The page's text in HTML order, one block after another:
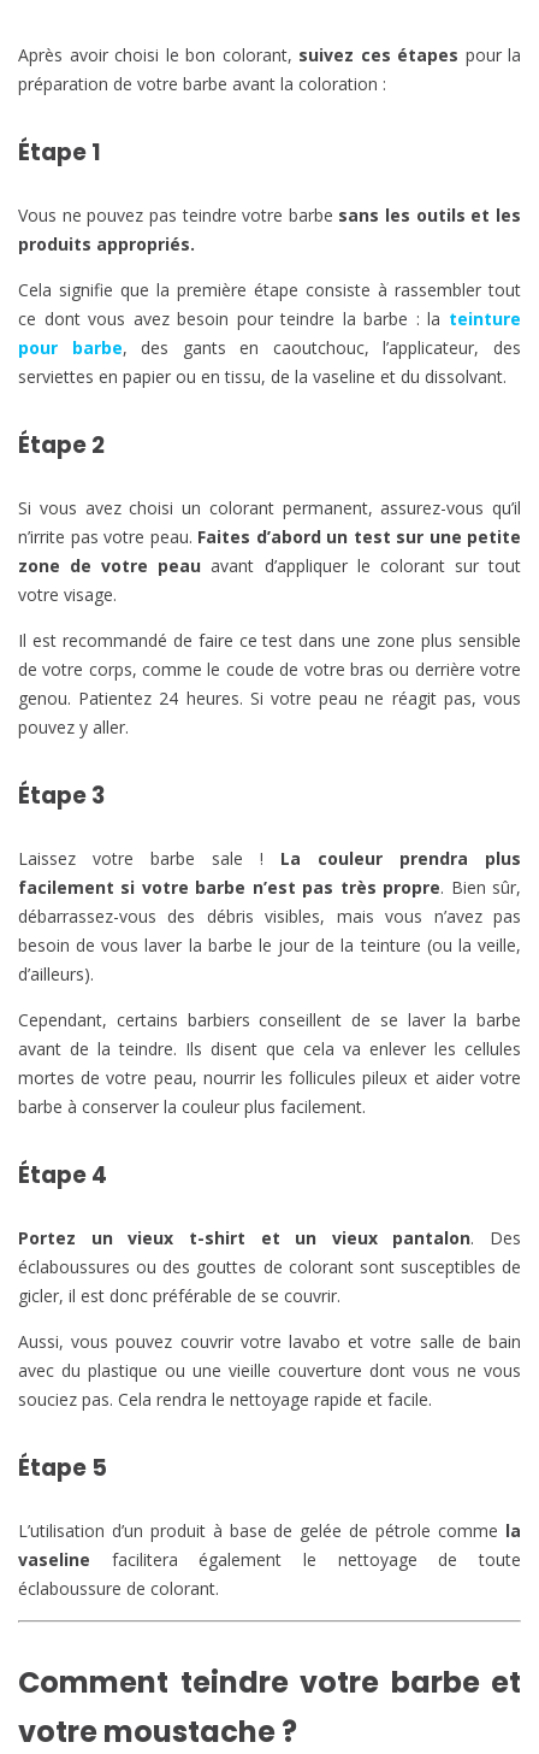
Après avoir choisi le bon colorant, suivez ces étapes pour la
préparation de votre barbe avant la coloration :
Étape 1
Vous ne pouvez pas teindre votre barbe sans les outils et les
produits appropriés.
Cela signifie que la première étape consiste à rassembler tout
ce dont vous avez besoin pour teindre la barbe : la teinture
pour barbe, des gants en caoutchouc, l’applicateur, des
serviettes en papier ou en tissu, de la vaseline et du dissolvant.
Étape 2
Si vous avez choisi un colorant permanent, assurez-vous qu’il
n’irrite pas votre peau. Faites d’abord un test sur une petite
zone de votre peau avant d’appliquer le colorant sur tout
votre visage.
Il est recommandé de faire ce test dans une zone plus sensible
de votre corps, comme le coude de votre bras ou derrière votre
genou. Patientez 24 heures. Si votre peau ne réagit pas, vous
pouvez y aller.
Étape 3
Laissez votre barbe sale ! La couleur prendra plus
facilement si votre barbe n’est pas très propre. Bien sûr,
débarrassez-vous des débris visibles, mais vous n’avez pas
besoin de vous laver la barbe le jour de la teinture (ou la veille,
d’ailleurs).
Cependant, certains barbiers conseillent de se laver la barbe
avant de la teindre. Ils disent que cela va enlever les cellules
mortes de votre peau, nourrir les follicules pileux et aider votre
barbe à conserver la couleur plus facilement.
Étape 4
Portez un vieux t-shirt et un vieux pantalon. Des
éclaboussures ou des gouttes de colorant sont susceptibles de
gicler, il est donc préférable de se couvrir.
Aussi, vous pouvez couvrir votre lavabo et votre salle de bain
avec du plastique ou une vieille couverture dont vous ne vous
souciez pas. Cela rendra le nettoyage rapide et facile.
Étape 5
L’utilisation d’un produit à base de gelée de pétrole comme la
vaseline facilitera également le nettoyage de toute
éclaboussure de colorant.
Comment teindre votre barbe et
votre moustache ?